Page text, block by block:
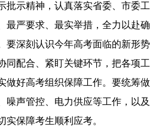
批示精神，认真落实省委、市委工
最严要求、最实举措，全力以赴确
要深刻认识今年高考面临的新形势
同配合、紧盯关键环节，把各项工
做好高考组织保障工作。要统筹做
噪声管控、电力供应等工作，以及
实保障考生顺利应考。